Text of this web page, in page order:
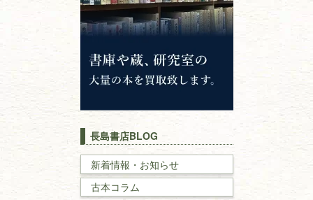
神道・神社仏閣
イスラム教
キリスト教
戦記・戦史
国文学・
長島書店BLOG
新着情報・お知らせ
古本コラム